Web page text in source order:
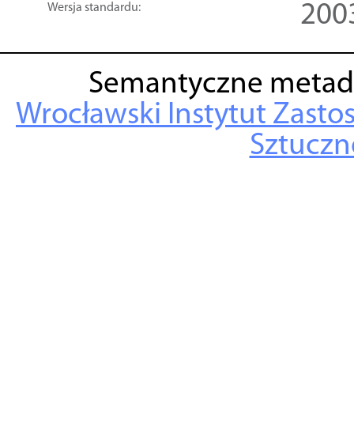
Wersja standardu:
Semantyczne
Wrocławski Instytut